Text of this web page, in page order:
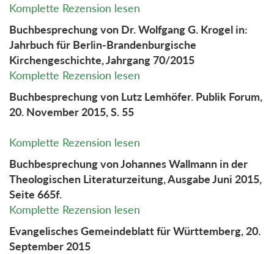
Komplette Rezension lesen
Buchbesprechung von Dr. Wolfgang G. Krogel in:
Jahrbuch für Berlin-Brandenburgische
Kirchengeschichte, Jahrgang 70/2015
Komplette Rezension lesen
Buchbesprechung von Lutz Lemhöfer. Publik Forum,
20. November 2015, S. 55
Komplette Rezension lesen
Buchbesprechung von Johannes Wallmann in der
Theologischen Literaturzeitung, Ausgabe Juni 2015,
Seite 665f.
Komplette Rezension lesen
Evangelisches Gemeindeblatt für Württemberg, 20.
September 2015